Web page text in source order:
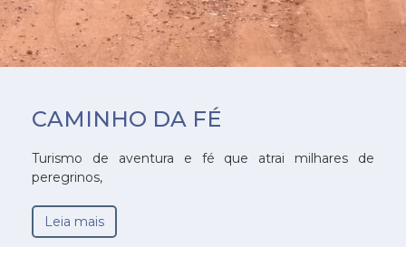
CAMINHO DA FÉ
Turismo de aventura e fé que atrai milhares de
peregrinos,
Leia mais